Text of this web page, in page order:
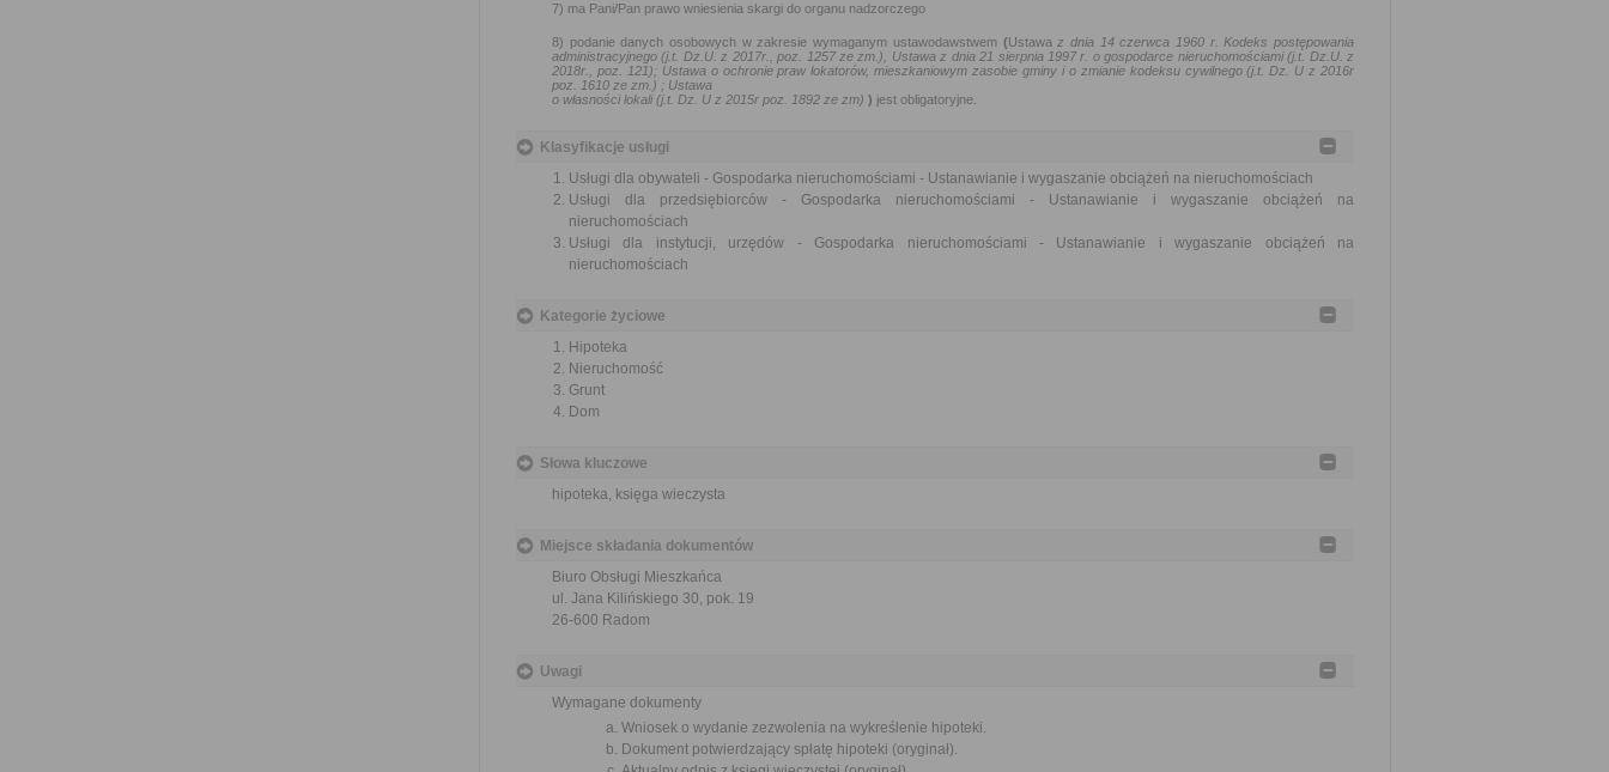
7) ma Pani/Pan prawo wniesienia skargi do organu nadzorczego
8) podanie danych osobowych w zakresie wymaganym ustawodawstwem (Ustawa z dnia 14 czerwca 1960 r. Kodeks postępowania
administracyjnego (j.t. Dz.U. z 2017r., poz. 1257 ze zm.), Ustawa z dnia 21 sierpnia 1997 r. o gospodarce nieruchomościami (j.t. Dz.U. z
2018r., poz. 121); Ustawa o ochronie praw lokatorów, mieszkaniowym zasobie gminy i o zmianie kodeksu cywilnego (j.t. Dz. U z 2016r
poz. 1610 ze zm.) ; Ustawa
o własności lokali (j.t. Dz. U z 2015r poz. 1892 ze zm) ) jest obligatoryjne.
Klasyfikacje usługi
Usługi dla obywateli - Gospodarka nieruchomościami - Ustanawianie i wygaszanie obciążeń na nieruchomościach
Usługi dla przedsiębiorców - Gospodarka nieruchomościami - Ustanawianie i wygaszanie obciążeń na
nieruchomościach
Usługi dla instytucji, urzędów - Gospodarka nieruchomościami - Ustanawianie i wygaszanie obciążeń na
nieruchomościach
Kategorie życiowe
Hipoteka
Nieruchomość
Grunt
Dom
Słowa kluczowe
hipoteka, księga wieczysta
Miejsce składania dokumentów
Biuro Obsługi Mieszkańca
ul. Jana Kilińskiego 30, pok. 19
26-600 Radom
Uwagi
Wymagane dokumenty
Wniosek o wydanie zezwolenia na wykreślenie hipoteki.
Dokument potwierdzający spłatę hipoteki (oryginał).